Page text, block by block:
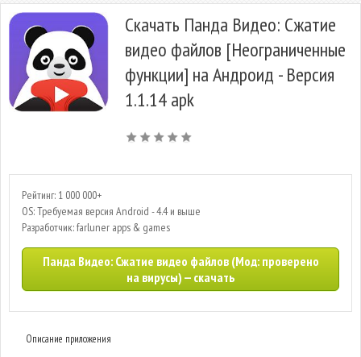
Скачать Панда Видео: Сжатие
видео файлов [Неограниченные
функции] на Андроид - Версия
1.1.14 apk
Рейтинг: 1 000 000+
OS: Требуемая версия Android - 4.4 и выше
Разработчик: farluner apps & games
Панда Видео: Сжатие видео файлов (Мод: проверено
на вирусы) — скачать
Описание приложения